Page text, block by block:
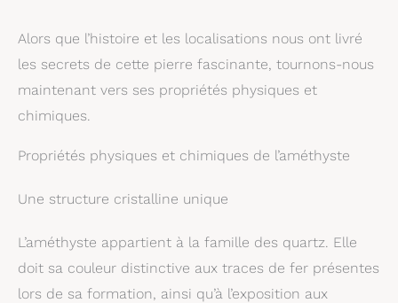
Alors que l’histoire et les localisations nous ont livré
les secrets de cette pierre fascinante, tournons-nous
maintenant vers ses propriétés physiques et
chimiques.
Propriétés physiques et chimiques de l’améthyste
Une structure cristalline unique
L’améthyste appartient à la famille des quartz. Elle
doit sa couleur distinctive aux traces de fer présentes
lors de sa formation, ainsi qu’à l’exposition aux